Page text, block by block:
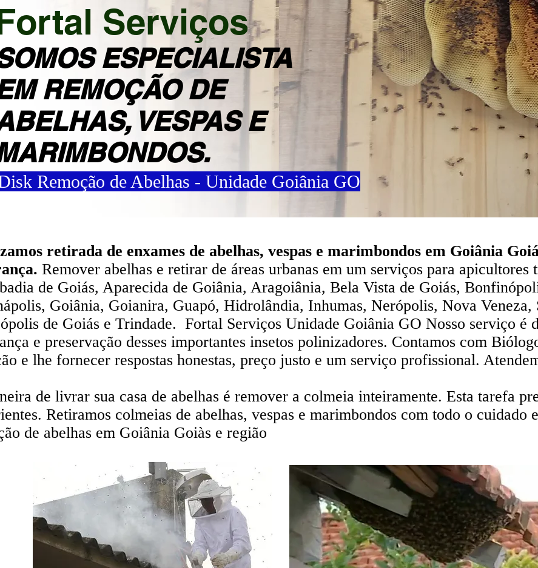
Serviços
ESPECIALISTA
REMOÇÃO DE
VESPAS E
Remoção de Abelhas - Unidade Goiânia GO
retirada de enxames de abelhas, vespas e marimbondos em Goiânia
Remover abelhas e retirar de áreas urbanas em um serviços para
de Goiás, Aparecida de Goiânia, Aragoiânia, Bela Vista de Goiás,
Goiânia, Goianira, Guapó, Hidrolândia, Inhumas, Nerópolis, Nova Veneza,
de Goiás e Trindade. Fortal Serviços Unidade Goiânia GO Nosso serviço é
e preservação desses importantes insetos polinizadores. Contamos com
e lhe fornecer respostas honestas, preço justo e um serviço profissional.
de livrar sua casa de abelhas é remover a colmeia inteiramente. Esta tarefa
Retiramos colmeias de abelhas, vespas e marimbondos com todo o cuidado
de abelhas em Goiânia Goiàs e região